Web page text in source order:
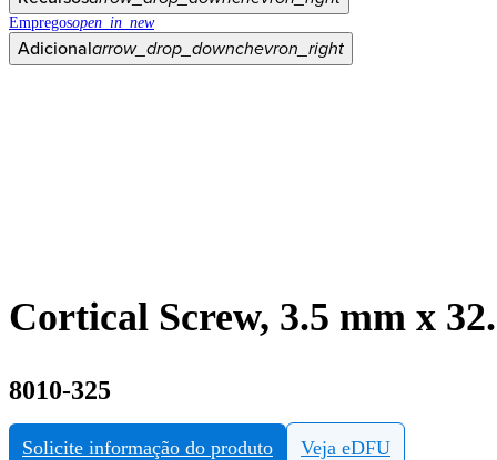
Empregosopen_in_new
Adicionalarrow_drop_downchevron_right
Cortical Screw, 3.5 mm x
8010-325
Solicite informação do produto Veja eDFU